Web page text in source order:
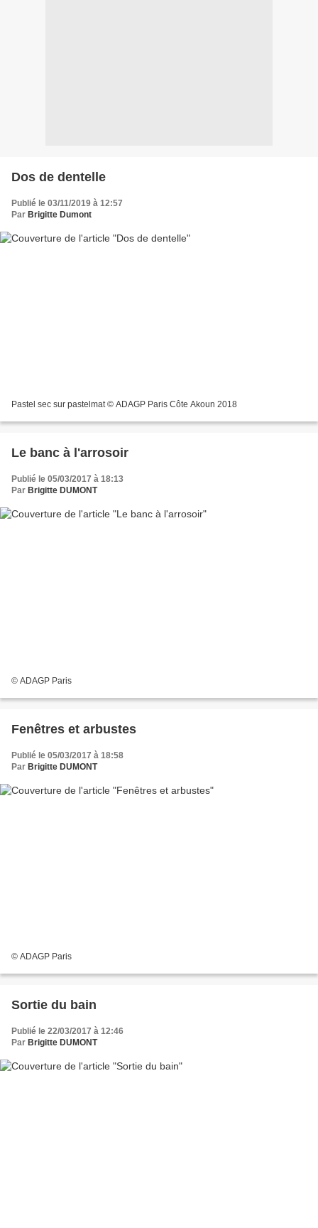
Dos de dentelle
Publié le 03/11/2019 à 12:57
Par Brigitte Dumont
Pastel sec sur pastelmat © ADAGP Paris Côte Akoun 2018
Le banc à l'arrosoir
Publié le 05/03/2017 à 18:13
Par Brigitte DUMONT
© ADAGP Paris
Fenêtres et arbustes
Publié le 05/03/2017 à 18:58
Par Brigitte DUMONT
© ADAGP Paris
Sortie du bain
Publié le 22/03/2017 à 12:46
Par Brigitte DUMONT